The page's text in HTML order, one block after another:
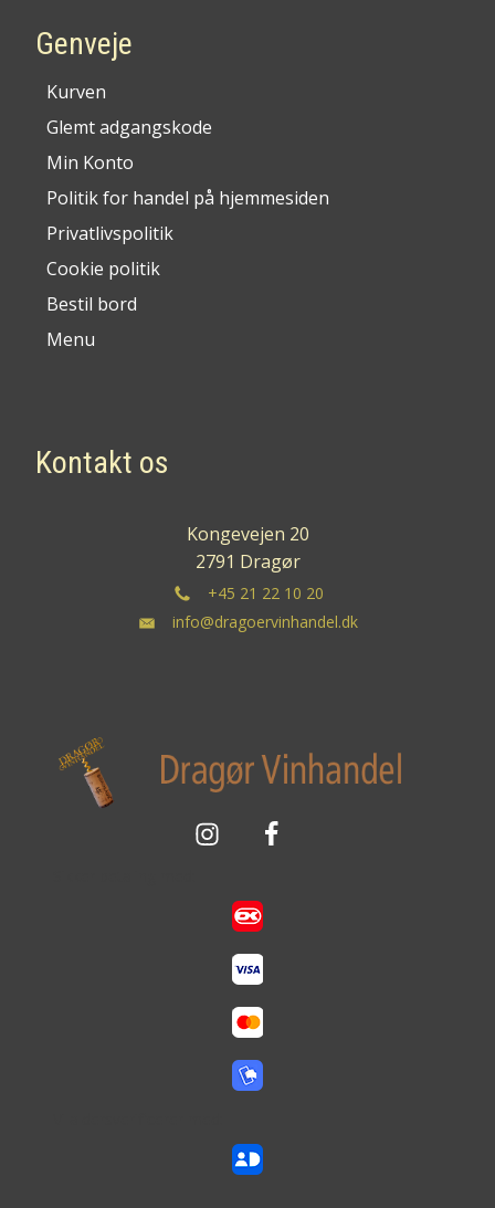
Genveje
Kurven
Glemt adgangskode
Min Konto
Politik for handel på hjemmesiden
Privatlivspolitik
Cookie politik
Bestil bord
Menu
Kontakt os
Kongevejen 20
2791 Dragør
+45 21 22 10 20
info@dragoervinhandel.dk